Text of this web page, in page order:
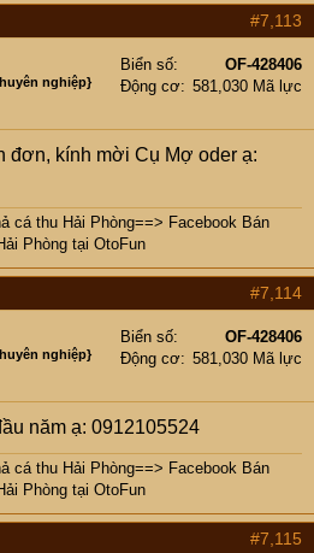
#7,113
nghiệp}
Biển số
OF-428406
Động cơ
581,030 Mã lực
đơn, kính mời Cụ Mợ oder ạ:
cá thu Hải Phòng==> Facebook Bán
Phòng tại OtoFun
#7,114
nghiệp}
Biển số
OF-428406
Động cơ
581,030 Mã lực
năm ạ: 0912105524
cá thu Hải Phòng==> Facebook Bán
Phòng tại OtoFun
#7,115